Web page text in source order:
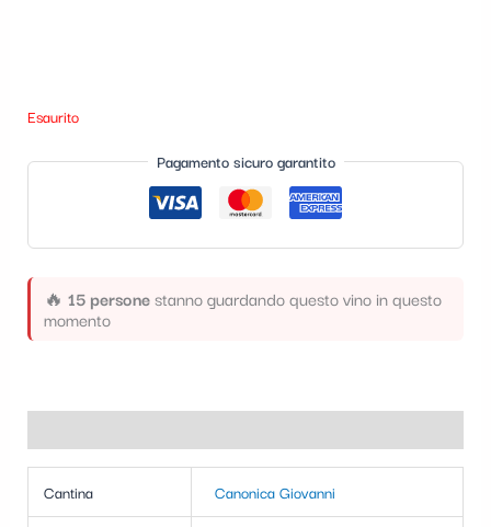
Esaurito
Pagamento sicuro garantito
🔥 15 personestanno guardando questo vino in questo
momento
Cantina Canonica Giovanni
i